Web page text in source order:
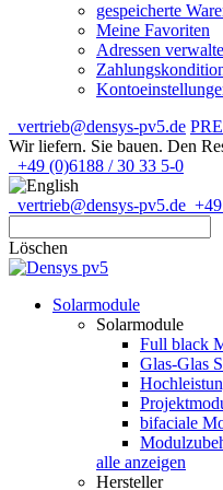
gespeicherte
Meine Favoriten
Adressen
vertrieb@densys-pv5.de
Wir liefern. Sie bauen. Den
+49 (0)6188 / 30 33 5-0
vertrieb@densys-pv5.de
Löschen
Solarmodule
Solarmodule
Full black
Glas-Glas
bifaciale
alle anzeigen
Hersteller